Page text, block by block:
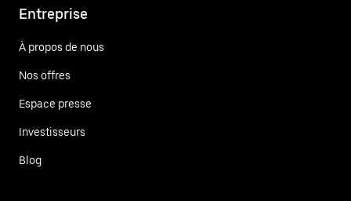
Entreprise
À propos de nous
Nos offres
Espace presse
Investisseurs
Blog